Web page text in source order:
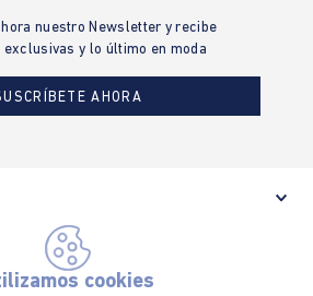
cookies
nuestro Newsletter y recibe
y lo último en moda
AHORA